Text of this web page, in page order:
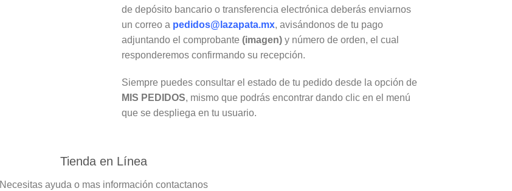
de depósito bancario o transferencia electrónica deberás enviarnos
un correo a pedidos@lazapata.mx, avisándonos de tu pago
adjuntando el comprobante (imagen) y número de orden, el cual
responderemos confirmando su recepción.
Siempre puedes consultar el estado de tu pedido desde la opción de
MIS PEDIDOS, mismo que podrás encontrar dando clic en el menú
que se despliega en tu usuario.
Tienda en Línea
Necesitas ayuda o mas información contactanos